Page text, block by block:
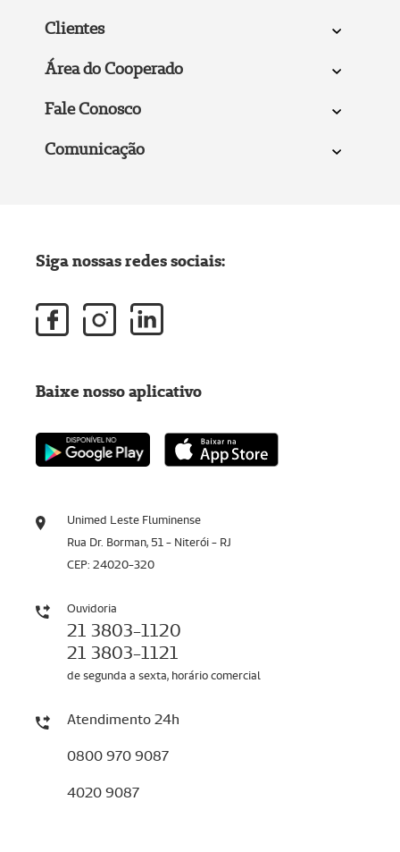
Clientes
Área do Cooperado
Fale Conosco
Comunicação
Unimed Leste Fluminense
Rua Dr. Borman, 51 - Niterói - RJ
CEP: 24020-320
Ouvidoria
21 3803-1120
21 3803-1121
de segunda a sexta, horário comercial
Atendimento 24h
0800 970 9087
4020 9087
Siga nossas redes sociais:
Baixe nosso aplicativo